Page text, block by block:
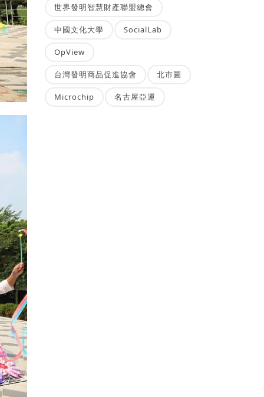
世界發明智慧財產聯盟總會
中國文化大學 SocialLab
OpView
台灣發明商品促進協會 北市圖
Microchip 名古屋亞運